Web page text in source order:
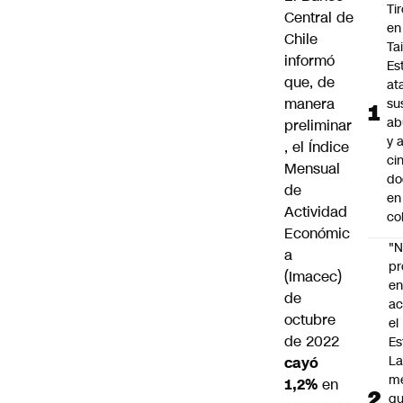
Central de
Chile
informó
que, de
manera
preliminar
, el Índice
Mensual
de
Actividad
Económic
a
(Imacec)
de
octubre
de 2022
cayó
1,2% en
en
y a
en
el
La